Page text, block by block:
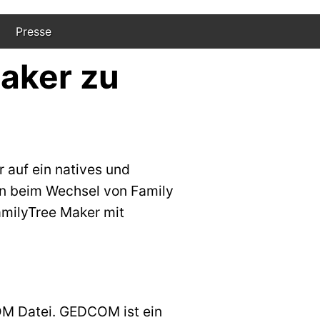
Presse
zu
auf ein natives und
beim Wechsel von Family
Maker mit
Datei. GEDCOM ist ein